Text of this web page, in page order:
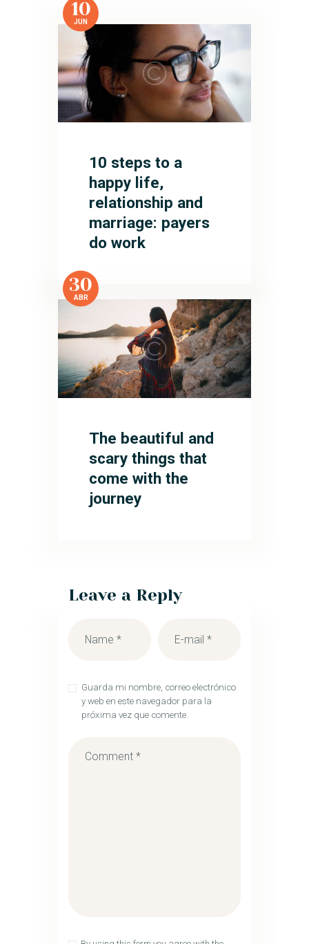
10
JUN
10 steps to a
happy life,
relationship and
marriage: payers
do work
30
ABR
The beautiful and
scary things that
come with the
journey
Leave a Reply
Guarda mi nombre, correo electrónico
y web en este navegador para la
próxima vez que comente.